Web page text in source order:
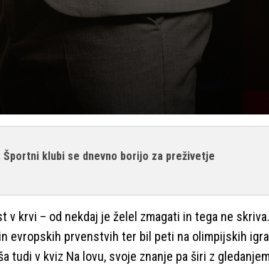
Športni klubi se dnevno borijo za preživetje
v krvi – od nekdaj je želel zmagati in tega ne
evropskih prvenstvih ter bil peti na olimpijskih
tudi v kviz Na lovu, svoje znanje pa širi z